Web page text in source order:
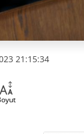
21:15:34